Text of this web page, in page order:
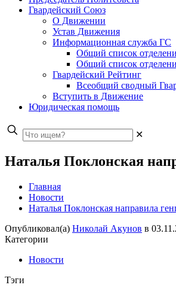
Гвардейский Союз
О Движении
Устав Движения
Информационная служба ГС
Общий список
Общий список
Гвардейский Рейтинг
Всеобщий сводный
Вступить в Движение
Юридическая помощь
✕
Наталья Поклонская
Главная
Новости
Наталья Поклонская направила
Опубликовал(а) Николай Акунов в
Категории
Новости
Тэги